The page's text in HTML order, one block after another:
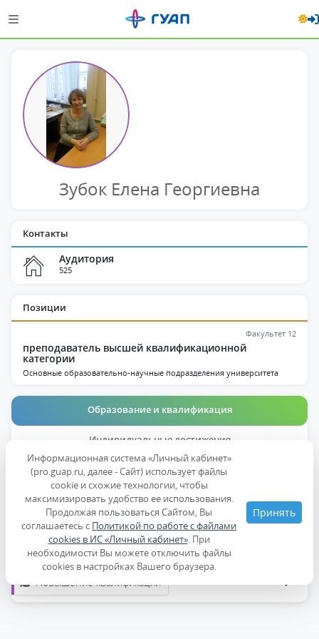
Зубок Елена Георгиевна
Контакты
Аудитория
525
Позиции
Факультет 12
преподаватель высшей квалификационной
категории
Основные образовательно-научные подразделения университета
Образование и квалификация
Индивидуальные достижения
Публикации
Дисциплины
Образование
Повышение квалификации
Информационная система «Личный кабинет»
(pro.guap.ru, далее - Сайт) использует файлы
cookie и схожие технологии, чтобы
максимизировать удобство ее использования.
Продолжая пользоваться Сайтом, Вы
соглашаетесь с Политикой по работе с файлами
cookies в ИС «Личный кабинет». При
необходимости Вы можете отключить файлы
cookies в настройках Вашего браузера.
Принять